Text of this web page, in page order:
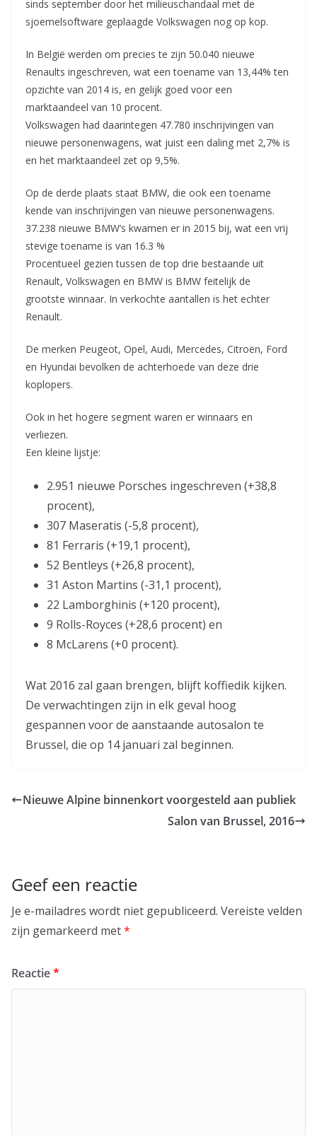
sinds september door het milieuschandaal met de
sjoemelsoftware geplaagde Volkswagen nog op kop.
In België werden om precies te zijn 50.040 nieuwe
Renaults ingeschreven, wat een toename van 13,44% ten
opzichte van 2014 is, en gelijk goed voor een
marktaandeel van 10 procent.
Volkswagen had daarintegen 47.780 inschrijvingen van
nieuwe personenwagens, wat juist een daling met 2,7% is
en het marktaandeel zet op 9,5%.
Op de derde plaats staat BMW, die ook een toename
kende van inschrijvingen van nieuwe personenwagens.
37.238 nieuwe BMW’s kwamen er in 2015 bij, wat een vrij
stevige toename is van 16.3 %
Procentueel gezien tussen de top drie bestaande uit
Renault, Volkswagen en BMW is BMW feitelijk de
grootste winnaar. In verkochte aantallen is het echter
Renault.
De merken Peugeot, Opel, Audi, Mercedes, Citroën, Ford
en Hyundai bevolken de achterhoede van deze drie
koplopers.
Ook in het hogere segment waren er winnaars en
verliezen.
Een kleine lijstje:
2.951 nieuwe Porsches ingeschreven (+38,8
procent),
307 Maseratis (-5,8 procent),
81 Ferraris (+19,1 procent),
52 Bentleys (+26,8 procent),
31 Aston Martins (-31,1 procent),
22 Lamborghinis (+120 procent),
9 Rolls-Royces (+28,6 procent) en
8 McLarens (+0 procent).
Wat 2016 zal gaan brengen, blijft koffiedik kijken.
De verwachtingen zijn in elk geval hoog
gespannen voor de aanstaande autosalon te
Brussel, die op 14 januari zal beginnen.
Nieuwe Alpine binnenkort voorgesteld aan publiek
Salon van Brussel, 2016
Geef een reactie
Je e-mailadres wordt niet gepubliceerd. Vereiste velden
zijn gemarkeerd met*
Reactie*